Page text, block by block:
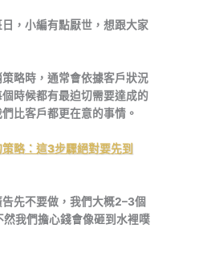
，小編有點厭世，想跟大家
略時，通常會依據客戶狀況
時候都有最迫切需要達成的
比客戶都更在意的事情。
略：這3步驟絕對要先到
先不要做，我們大概2–3個
我們擔心錢會像砸到水裡噗